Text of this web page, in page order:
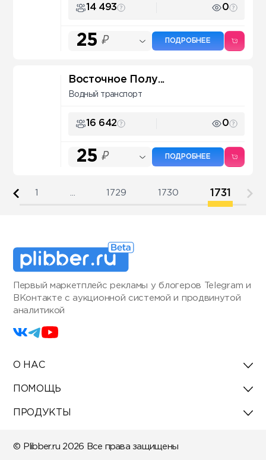
14 493 0
25 ₽ ПОДРОБНЕЕ
Восточное Полу...
Водный транспорт
16 642 0
25 ₽ ПОДРОБНЕЕ
1729 1730 1731
Первый маркетплейс рекламы у блогеров Telegram и
ВКонтакте с аукционной системой и продвинутой
аналитикой
О НАС
ПОМОЩЬ
ПРОДУКТЫ
© Plibber.ru 2026 Все права защищены